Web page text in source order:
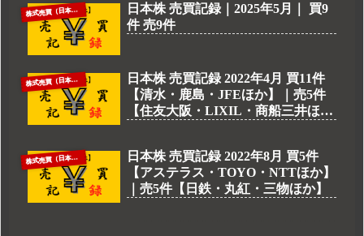
株
式売買（日本株）
日本株 売買記録｜2025年5月｜ 買9
件 売9件
株
式売買（日本株）
日本株 売買記録 2022年4月 買11件
【清水・鹿島・JFEほか】｜売5件
【住友大阪・LIXIL・商船三井ほ
株
式売買（日本株）
日本株 売買記録 2022年8月 買5件
【アステラス・TOYO・NTTほか】
｜売5件【日鉄・丸紅・三物ほか】